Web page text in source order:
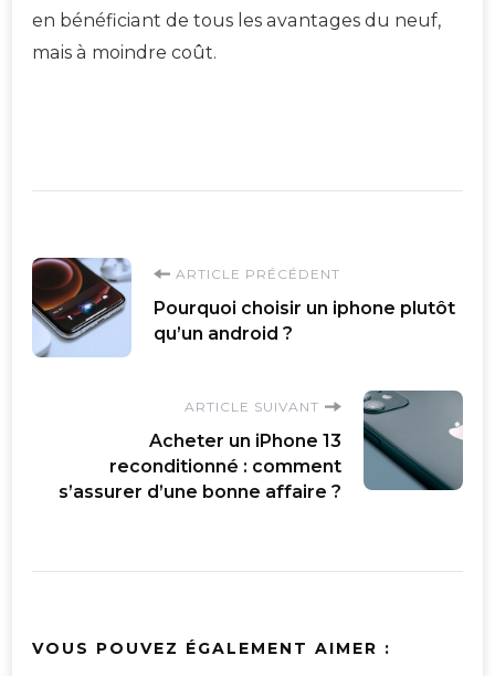
en bénéficiant de tous les avantages du neuf,
mais à moindre coût.
Navigation
d'article
ARTICLE PRÉCÉDENT
Pourquoi choisir un iphone plutôt
qu’un android ?
ARTICLE SUIVANT
Acheter un iPhone 13
reconditionné : comment
s’assurer d’une bonne affaire ?
VOUS POUVEZ ÉGALEMENT AIMER :